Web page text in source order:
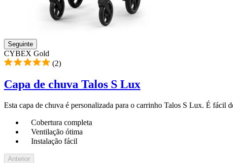
Seguinte
CYBEX Gold
(2)
Capa de chuva Talos S Lux
Esta capa de chuva é personalizada para o carrinho Talos S Lux. É fácil
Cobertura completa
Ventilação ótima
Instalação fácil
Anterior